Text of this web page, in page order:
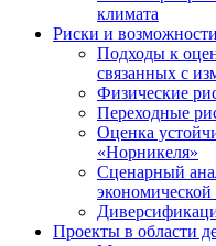
климата
Риски и
Подходы к
связанных с
Физические
Переходные
Оценка
«Норникеля»
Сценарный
Проекты в области